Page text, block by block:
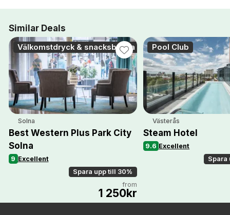
Similar Deals
Välkomstdryck & snacksbricka
Solna
Best Western Plus Park City
Solna
9 Excellent
Spara upp till 30%
from
1 250kr
Pool Club
Västerås
Steam Hotel
9.6 Excellent
Spara